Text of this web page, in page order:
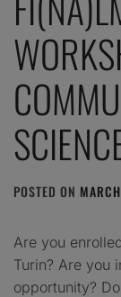
POSTED ON
Are you
Turin? Are you
opportunity?